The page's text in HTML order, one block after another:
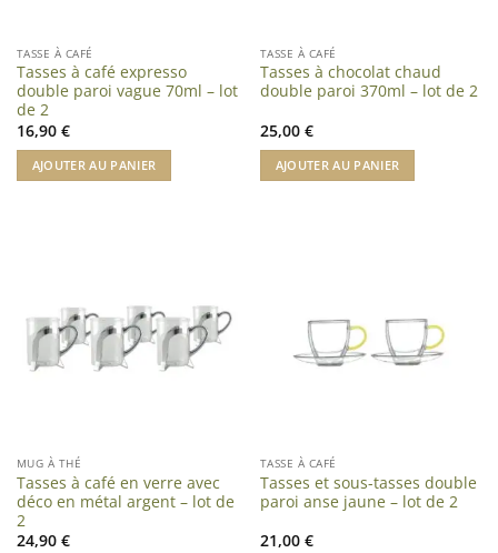
TASSE À CAFÉ
Tasses à café expresso
double paroi vague 70ml – lot
de 2
16,90 €
AJOUTER AU PANIER
TASSE À CAFÉ
Tasses à chocolat chaud
double paroi 370ml – lot de 2
25,00 €
AJOUTER AU PANIER
MUG À THÉ
Tasses à café en verre avec
déco en métal argent – lot de
2
24,90 €
TASSE À CAFÉ
Tasses et sous-tasses double
paroi anse jaune – lot de 2
21,00 €